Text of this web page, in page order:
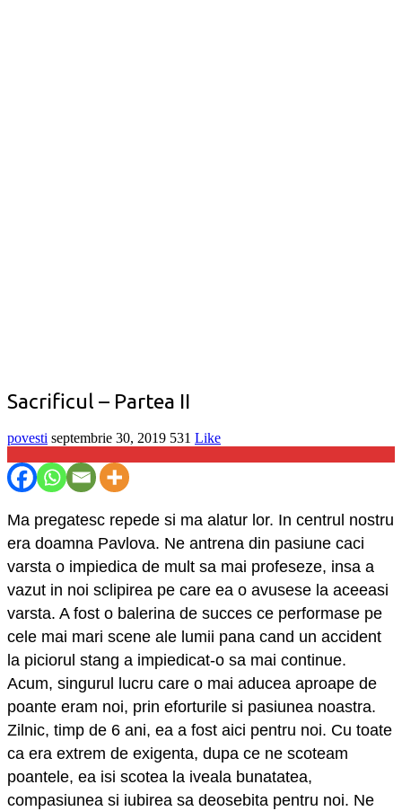
Sacrificul – Partea II
povesti septembrie 30, 2019 531 Like
Ma pregatesc repede si ma alatur lor. In centrul nostru
era doamna Pavlova. Ne antrena din pasiune caci
varsta o impiedica de mult sa mai profeseze, insa a
vazut in noi sclipirea pe care ea o avusese la aceeasi
varsta. A fost o balerina de succes ce performase pe
cele mai mari scene ale lumii pana cand un accident
la piciorul stang a impiedicat-o sa mai continue.
Acum, singurul lucru care o mai aducea aproape de
poante eram noi, prin eforturile si pasiunea noastra.
Zilnic, timp de 6 ani, ea a fost aici pentru noi. Cu toate
ca era extrem de exigenta, dupa ce ne scoteam
poantele, ea isi scotea la iveala bunatatea,
compasiunea si iubirea sa deosebita pentru noi. Ne